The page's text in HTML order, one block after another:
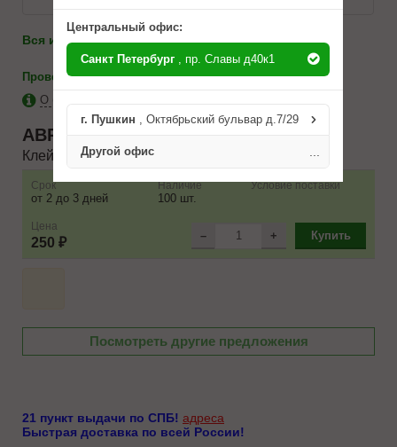
Вся информация по телефону:8(812)986-10-71
Проверить на применимость-каталоги
О бренде ABRO
ABRO
Клей
Срок
от 2 до 3 дней
Наличие
100 шт.
Условие поставки
Цена
250 ₽ – + Купить
Посмотреть другие предложения
21 пункт выдачи по СПБ! адреса
Быстрая доставка по всей России!
Центральный офис:
Санкт Петербург , пр. Славы д40к1
г. Пушкин , Октябрьский бульвар д.7/29
Другой офис